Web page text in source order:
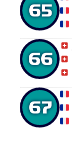
65
66
67